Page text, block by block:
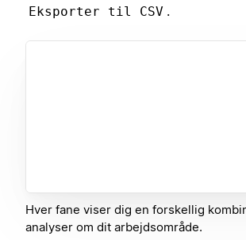
Eksporter til CSV .
Hver fane viser dig en forskellig
analyser om dit arbejdsområde.